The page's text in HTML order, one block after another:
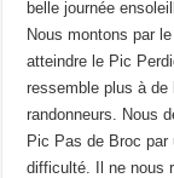
belle journée
Nous montons par
atteindre le Pic
ressemble plus à
randonneurs. Nous
Pic Pas de Broc par
difficulté. Il ne nous